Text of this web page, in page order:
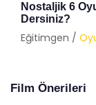
Nostaljik 6
Dersiniz?
Eğitimgen /
Film Önerileri